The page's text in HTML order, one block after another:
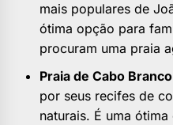
mais populares de
ótima opção para
procuram uma praia
Praia de Cabo
por seus recifes de
naturais. É uma